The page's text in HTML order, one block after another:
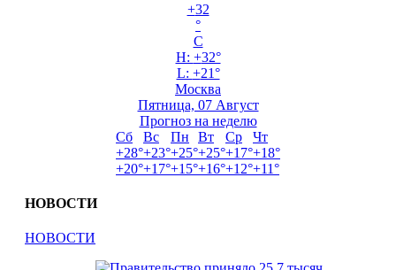
+32
°
C
H: +32°
L: +21°
Москва
Пятница, 07 Август
Прогноз на неделю
Сб
Вс Пн Вт Ср
Чт
+28°+23°+25°+25°+17°+18°
+20°+17°+15°+16°+12°+11°
НОВОСТИ
НОВОСТИ